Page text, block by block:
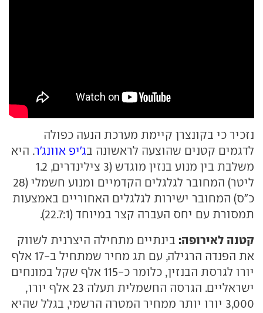
נזכיר כי בקונצרן קיימת מערכת הנעה כפולה
לדגמים קטנים שהוצעה לראשונה בג'יפ אוונג'ר. היא
משלבת בין מנוע בנזין מוגדש (3 צילינדרים, 1.2
ליטר) המחובר לגלגלים הקדמיים ומנוע חשמלי (28
כ"ס) המחובר ישירות לגלגלים האחוריים באמצעות
תמסורת עם יחס העברה קצר במיוחד (22.7:1).
קטנה לאירופה: בינתיים מתחילה היצרנית לשווק
את הפנדה הרגילה, עם תג מחיר שמתחיל ב-17 אלף
יורו לגרסת הבנזין, כלומר כ-115 אלף שקל במונחים
ישראליים. הגרסה החשמלית תעלה 23 אלף יורו,
3,000 יורו יותר ממחיר המטרה הרשמי, בגלל שהיא